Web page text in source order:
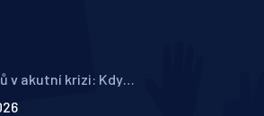
v akutní krizi: Kdy